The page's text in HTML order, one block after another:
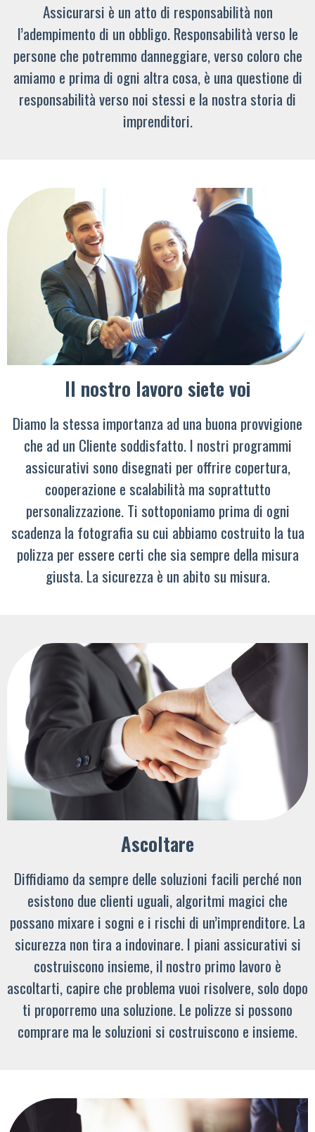
Assicurarsi è un atto di responsabilità non
l’adempimento di un obbligo. Responsabilità verso le
persone che potremmo danneggiare, verso coloro che
amiamo e prima di ogni altra cosa, è una questione di
responsabilità verso noi stessi e la nostra storia di
imprenditori.
Il nostro lavoro siete voi
Diamo la stessa importanza ad una buona provvigione
che ad un Cliente soddisfatto. I nostri programmi
assicurativi sono disegnati per offrire copertura,
cooperazione e scalabilità ma soprattutto
personalizzazione. Ti sottoponiamo prima di ogni
scadenza la fotografia su cui abbiamo costruito la tua
polizza per essere certi che sia sempre della misura
giusta. La sicurezza è un abito su misura.
Ascoltare
Diffidiamo da sempre delle soluzioni facili perché non
esistono due clienti uguali, algoritmi magici che
possano mixare i sogni e i rischi di un’imprenditore. La
sicurezza non tira a indovinare. I piani assicurativi si
costruiscono insieme, il nostro primo lavoro è
ascoltarti, capire che problema vuoi risolvere, solo dopo
ti proporremo una soluzione. Le polizze si possono
comprare ma le soluzioni si costruiscono e insieme.